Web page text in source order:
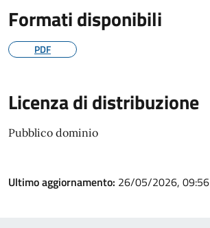
Formati disponibili
PDF
Licenza di distribuzione
Pubblico dominio
Ultimo aggiornamento: 26/05/2026, 09:56